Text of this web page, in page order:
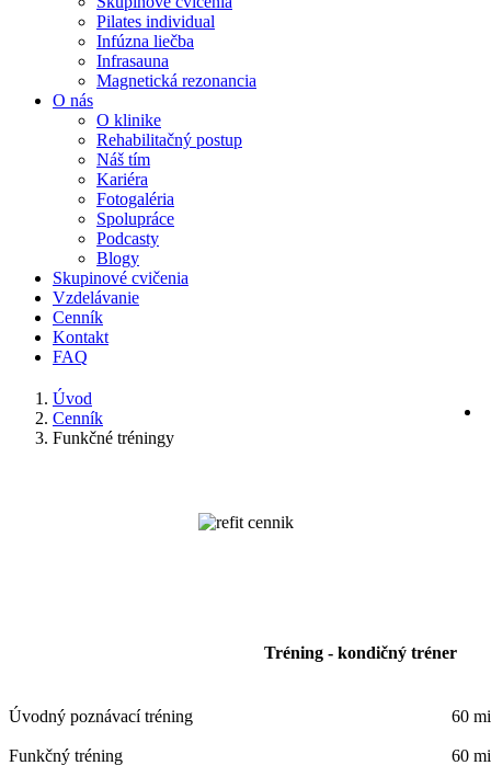
Pilates individual
Infúzna liečba
Infrasauna
Magnetická rezonancia
O nás
O klinike
Rehabilitačný postup
Náš tím
Kariéra
Fotogaléria
Spolupráce
Podcasty
Blogy
Skupinové cvičenia
Vzdelávanie
Cenník
Kontakt
FAQ
Úvod
Cenník
Funkčné tréningy
Tréning - kondičný tréner
Úvodný poznávací tréning 60
Funkčný tréning 60